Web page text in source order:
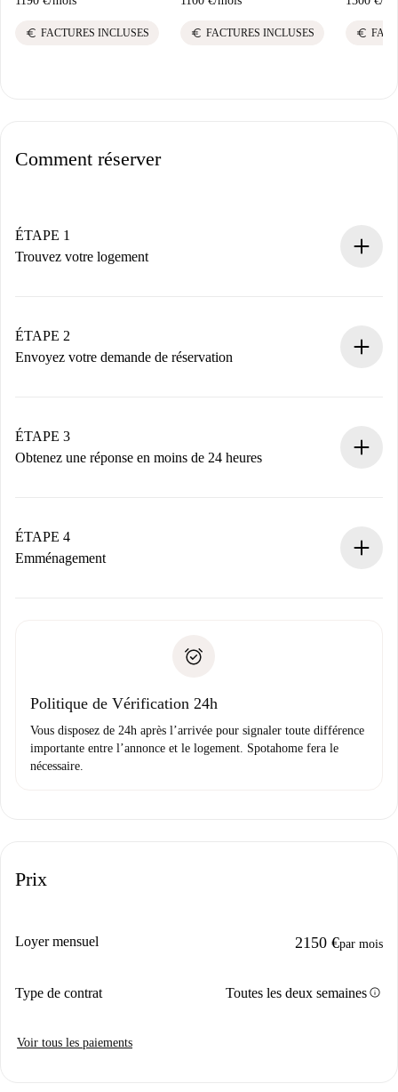
euro FACTURES INCLUSES euro FACTURES INCLUSES euro
Comment réserver
ÉTAPE 1
Trouvez votre logement
Vous disposez à l’avance de toutes les informations
nécessaires.
ÉTAPE 2
Envoyez votre demande de réservation
Nous ne vous facturerons rien tant que le propriétaire
n’aura pas accepté.
ÉTAPE 3
Obtenez une réponse en moins de 24 heures
contact avec le propriétaire.
Si refusé : aucun prélèvement et nous vous proposerons
Justificatif de solvabilité
ÉTAPE 4
Emménagement
uniquement si aucun problème n'est signalé.
Politique de Vérification 24h
Vous disposez de 24h après l’arrivée pour signaler toute différence
importante entre l’annonce et le logement. Spotahome fera le
nécessaire.
Prix
Loyer mensuel 2150 €par mois
Type de contrat Toutes les deux semainesinfo
Voir tous les paiements